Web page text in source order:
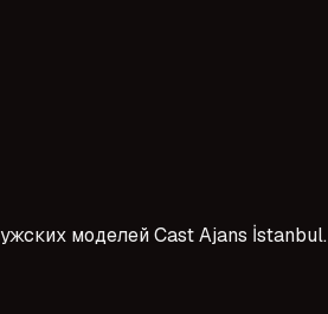
моделей Cast Ajans İstanbul.